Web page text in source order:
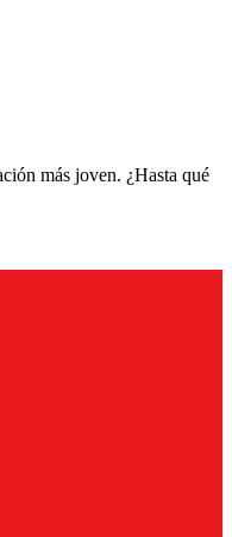
más joven. ¿Hasta qué